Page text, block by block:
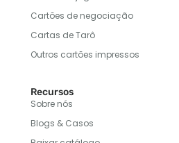
Cartões de negociação
Cartas de Tarô
Outros cartões impressos
Recursos
Sobre nós
Blogs & Casos